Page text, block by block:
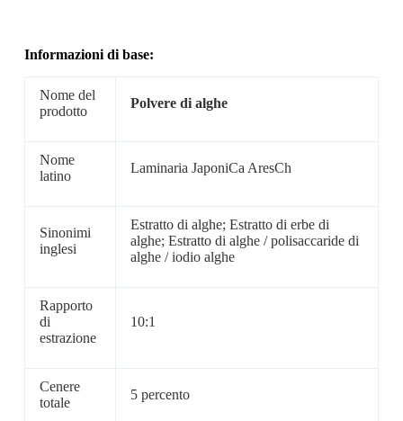
Informazioni di base:
Nome del
prodotto
Polvere di alghe
Nome
latino
Laminaria JaponiCa AresCh
Sinonimi
inglesi
Estratto di alghe; Estratto di erbe di
alghe; Estratto di alghe / polisaccaride di
alghe / iodio alghe
Rapporto
di
estrazione
10:1
Cenere
totale
5 percento